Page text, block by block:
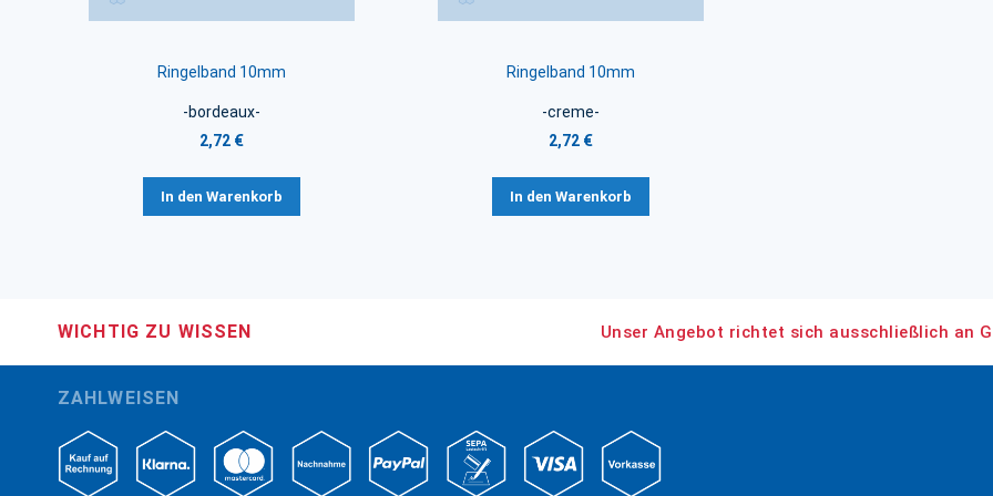
Ringelband 10mm
-bordeaux-
2,72 €
In den Warenkorb
Ringelband 10mm
-creme-
2,72 €
In den Warenkorb
WICHTIG ZU WISSEN Unser Angebot richtet sich ausschließlich an
ZAHLWEISEN